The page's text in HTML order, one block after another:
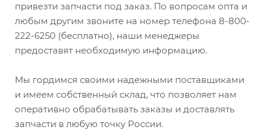
привезти запчасти под заказ. По вопросам опта и
любым другим звоните на номер телефона 8-800-
222-6250 (бесплатно), наши менеджеры
предоставят необходимую информацию.
Мы гордимся своими надежными поставщиками
и имеем собственный склад, что позволяет нам
оперативно обрабатывать заказы и доставлять
запчасти в любую точку России.